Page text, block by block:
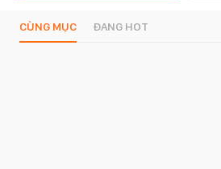
CÙNG MỤC ĐANG HOT